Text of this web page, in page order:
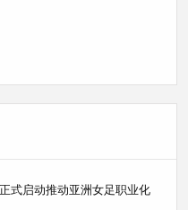
式启动推动亚洲女足职业化